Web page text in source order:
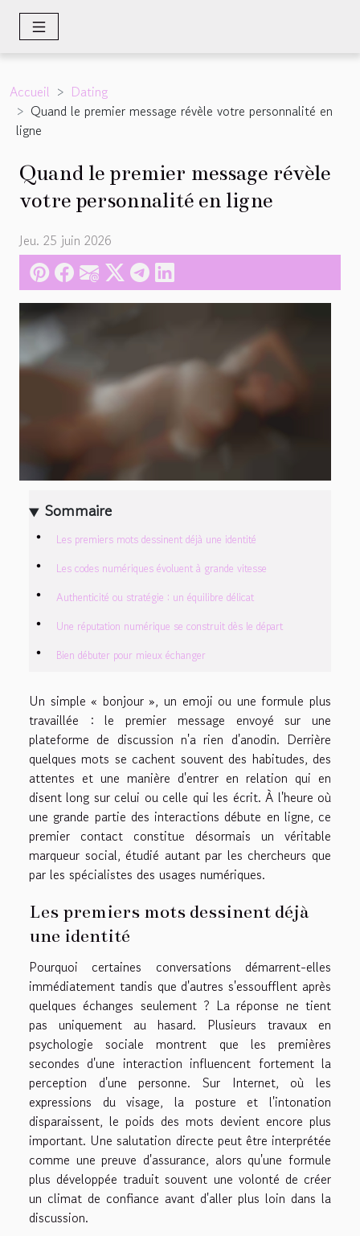
Accueil
Dating
Quand le premier message révèle votre personnalité en
ligne
Quand le premier message révèle
votre personnalité en ligne
Jeu. 25 juin 2026
Sommaire
Les premiers mots dessinent déjà une identité
Les codes numériques évoluent à grande vitesse
Authenticité ou stratégie : un équilibre délicat
Une réputation numérique se construit dès le départ
Bien débuter pour mieux échanger
Un simple « bonjour », un emoji ou une formule plus
travaillée : le premier message envoyé sur une
plateforme de discussion n'a rien d'anodin. Derrière
quelques mots se cachent souvent des habitudes, des
attentes et une manière d'entrer en relation qui en
disent long sur celui ou celle qui les écrit. À l'heure où
une grande partie des interactions débute en ligne, ce
premier contact constitue désormais un véritable
marqueur social, étudié autant par les chercheurs que
par les spécialistes des usages numériques.
Les premiers mots dessinent déjà
une identité
Pourquoi certaines conversations démarrent-elles
immédiatement tandis que d'autres s'essoufflent après
quelques échanges seulement ? La réponse ne tient
pas uniquement au hasard. Plusieurs travaux en
psychologie sociale montrent que les premières
secondes d'une interaction influencent fortement la
perception d'une personne. Sur Internet, où les
expressions du visage, la posture et l'intonation
disparaissent, le poids des mots devient encore plus
important. Une salutation directe peut être interprétée
comme une preuve d'assurance, alors qu'une formule
plus développée traduit souvent une volonté de créer
un climat de confiance avant d'aller plus loin dans la
discussion.